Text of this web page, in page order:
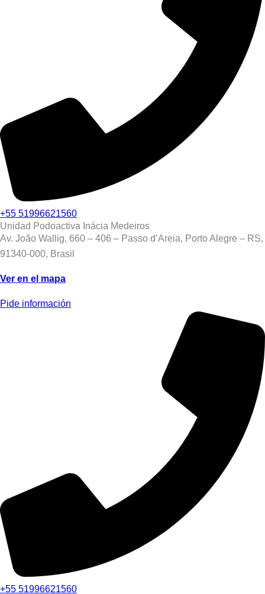
+55 51996621560
Unidad Podoactiva Inácia Medeiros
Av. João Wallig, 660 – 406 – Passo d’Areia, Porto Alegre – RS,
91340-000, Brasil
Ver en el mapa
Pide información
+55 51996621560